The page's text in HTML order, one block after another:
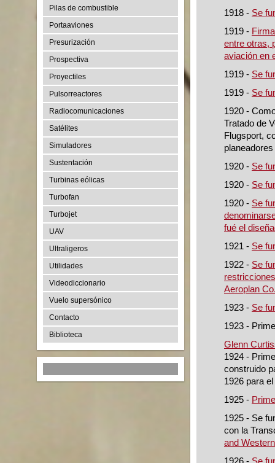
Pilas de combustible
Portaaviones
Presurización
Prospectiva
Proyectiles
Pulsorreactores
Radiocomunicaciones
Satélites
Simuladores
Sustentación
Turbinas eólicas
Turbofan
Turbojet
UAV
Ultraligeros
Utilidades
Videodiccionario
Vuelo supersónico
Contacto
Biblioteca
1918 - Se
1919 -
entre otras,
aviación en
1919 - Se
1919 - Se
1920 -
Tratado de
Flugsport,
1920 - Se
1920 - Se
1920 - Se
fué el
1921 - Se
1922 - Se
Aeroplan
1923 - Se
1923 -
Glenn
1924 -
construido
1926 para
1925 -
1925 - Se
con la
and
1926 - Se